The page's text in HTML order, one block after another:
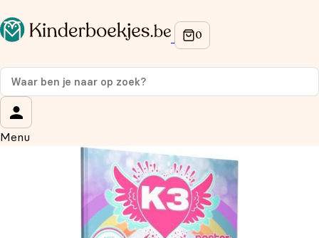
Menu
Op de hoogte blijven van onze acties?
Meld je aan voor onze nieuwsbrief en ontvang
korting
Wat is je voornaam?
Wat is je e-mailadres?*
Aanmelden